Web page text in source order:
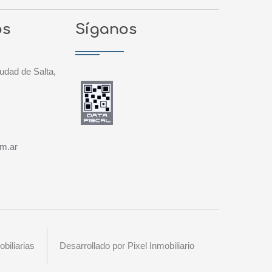
de Salta,
Síganos
Desarrollado por Pixel Inmobiliario